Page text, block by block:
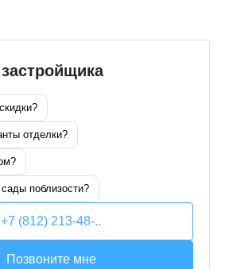
отделки?
поблизости?
+7 (812) 213-48-..
Позвоните мне